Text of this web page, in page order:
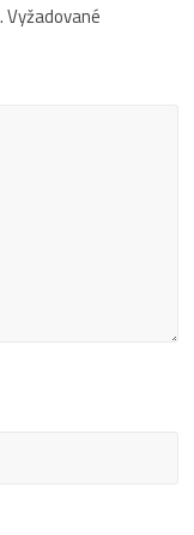
Vyžadované